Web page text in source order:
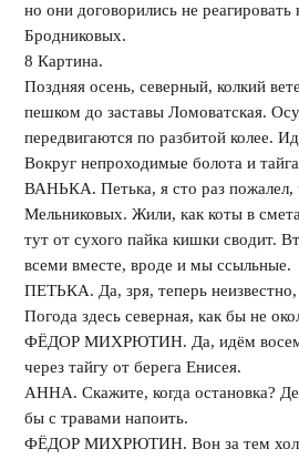
но они договорились не реагировать
Бродниковых.
8 Картина.
Поздняя осень, северный, колкий
пешком до заставы Ломоватская.
передвигаются по разбитой колее.
Вокруг непроходимые болота и
ВАНЬКА. Петька, я сто раз
Мельниковых. Жили, как коты в
тут от сухого пайка кишки сводит.
всеми вместе, вроде и мы ссыльные.
ПЕТЬКА. Да, зря, теперь
Погода здесь северная, как бы не
ФЁДОР МИХРЮТИН. Да, идём восемь
через тайгу от берега Енисея.
АННА. Скажите, когда остановка?
бы с травами напоить.
ФЁДОР МИХРЮТИН. Вон за тем